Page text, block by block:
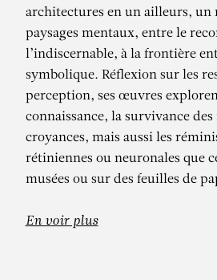
personnelle
architectures en un ailleurs, un
paysages mentaux, entre le
l’indiscernable, à la frontière
symbolique. Réflexion sur les
perception, ses œuvres
connaissance, la survivance des
croyances, mais aussi les
rétiniennes ou neuronales que
musées ou sur des feuilles de
En voir plus